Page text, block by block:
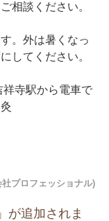
相談ください。
。外は暑くなっ
してください。
駅から電車で
灸
プロフェッショナル)
が追加されま